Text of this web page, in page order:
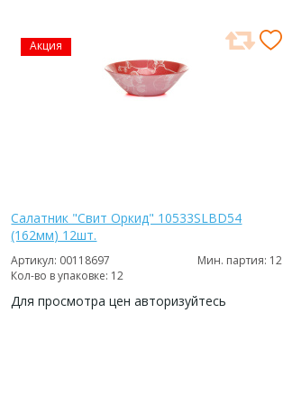
Акция
Салатник "Свит Оркид" 10533SLBD54
(162мм) 12шт.
Артикул: 00118697
Мин. партия: 12
Кол-во в упаковке: 12
Для просмотра цен авторизуйтесь